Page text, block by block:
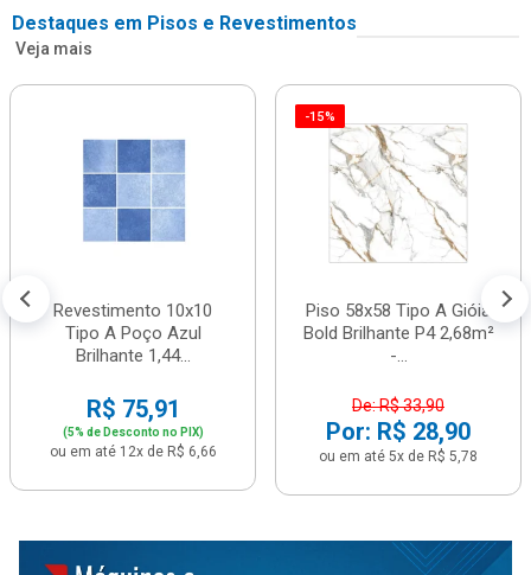
Destaques em Pisos e Revestimentos
Veja mais
Revestimento 10x10
Tipo A Poço Azul
Brilhante 1,44...
R$ 75,91
(5% de Desconto no PIX)
ou em até 12x de R$ 6,66
-15%
Piso 58x58 Tipo A Gióia
Bold Brilhante P4 2,68m²
-...
De: R$ 33,90
Por: R$ 28,90
ou em até 5x de R$ 5,78